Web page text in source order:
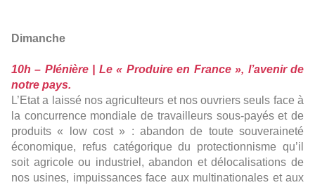
Dimanche
10h – Plénière | Le « Produire en France », l’avenir de
notre pays.
L’Etat a laissé nos agriculteurs et nos ouvriers seuls face à
la concurrence mondiale de travailleurs sous-payés et de
produits « low cost » : abandon de toute souveraineté
économique, refus catégorique du protectionnisme qu’il
soit agricole ou industriel, abandon et délocalisations de
nos usines, impuissances face aux multinationales et aux